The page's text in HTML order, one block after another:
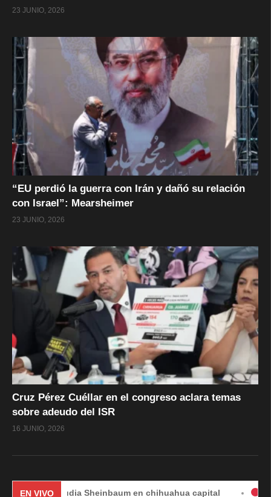
23 JUNIO, 2026
“EU perdió la guerra con Irán y dañó su relación
con Israel”: Mearsheimer
23 JUNIO, 2026
Cruz Pérez Cuéllar en el congreso aclara temas
sobre adeudo del ISR
16 JUNIO, 2026
EN VIVO
Claudia Sheinbaum en chihuahua capital #EnVivo |